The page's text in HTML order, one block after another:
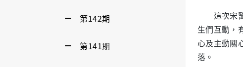
第142期
第141期
這次宋醫
生們互動，
心及主動關
落。